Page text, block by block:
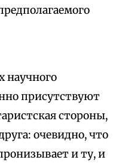
научного
присутствуют
стороны,
очевидно, что
и ту, и